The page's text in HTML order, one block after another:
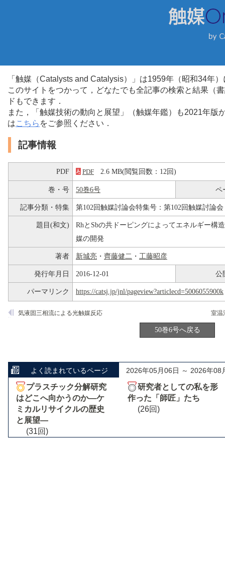
「触媒（Catalysts and Catalysis）」は1959年（昭和34年
このサイトをつかって，どなたでも全記事の検索と結果（
ドもできます．
また，「触媒技術の動向と展望」（触媒年鑑）も2021年
はこちら をご参照ください．
記事情報
PDF PDF 2.6 MB(閲覧回数：12回)
巻・号 50巻6号 ペ
記事分類・特集 第102回触媒討論会特集号：第102回触媒討論会
題目(和文)
RhとSbの共ドーピングによってエネルギー構
媒の開発
著者 新城亮 ・ 齊藤健二 ・ 工藤昭彦
発行年月日 2016-12-01 公
パーマリンク https://catsj.jp/jnl/pageview?articlecd=5006055900k
気液固三相流による光触媒反応
50巻6号へ戻る
よく読まれているページ 2026年05月06日 ～ 2026年08
プラスチック分解研究
はどこへ向かうのか―ケ
ミカルリサイクルの歴史
と展望―
(31回)
研究者としての私を形
作った「師匠」たち
(26回)